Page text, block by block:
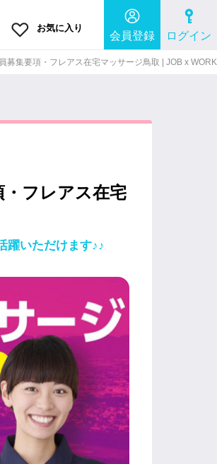
お気に入り
会員登録 ログイン
募集要項・フレアス在宅マッサージ鳥取 | JOB x WORK
・フレアス在宅
躍いただけます♪♪